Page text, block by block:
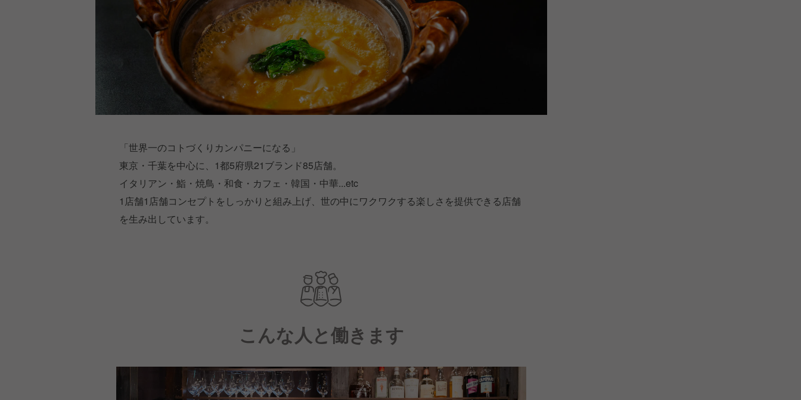
「世界一のコトづくりカンパニーになる」
東京・千葉を中心に、1都5府県21ブランド85店舗。
イタリアン・鮨・焼鳥・和食・カフェ・韓国・中華...etc
1店舗1店舗コンセプトをしっかりと組み上げ、世の中にワクワクする楽しさを提供できる店舗
を生み出しています。
こんな人と働きます